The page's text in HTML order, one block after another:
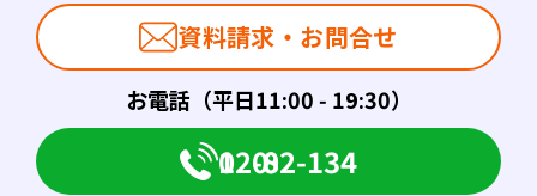
お電話（平日11:00 - 19:30）
0120-082-134
資料請求・お問合せ